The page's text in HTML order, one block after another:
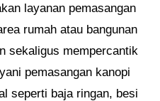
layanan pemasangan
rumah atau bangunan
sekaligus mempercantik
pemasangan kanopi
seperti baja ringan, besi